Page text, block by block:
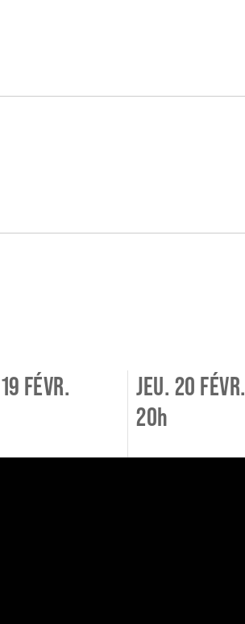
FÉVR.
JEU. 20 FÉVR.
20h